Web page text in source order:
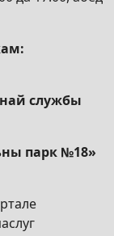
службы
парк №18»